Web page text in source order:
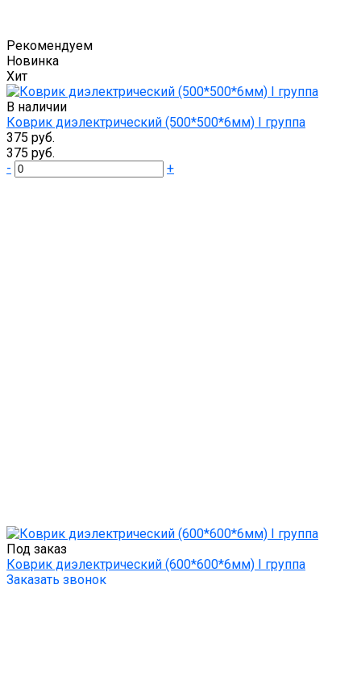
Рекомендуем
Новинка
Хит
В наличии
Коврик диэлектрический (500*500*6мм) I группа
375 руб.
375 руб.
-
+
Под заказ
Коврик диэлектрический (600*600*6мм) I группа
Заказать звонок